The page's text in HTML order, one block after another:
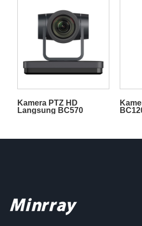
Kamera PTZ HD
Langsung BC570